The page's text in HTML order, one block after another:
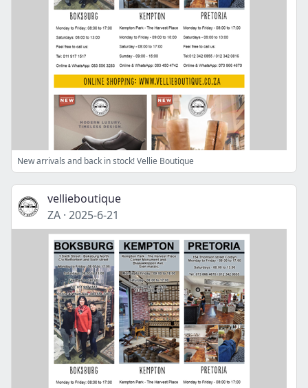
New arrivals and back in stock! Vellie Boutique
vellieboutique
ZA · 2025-6-21